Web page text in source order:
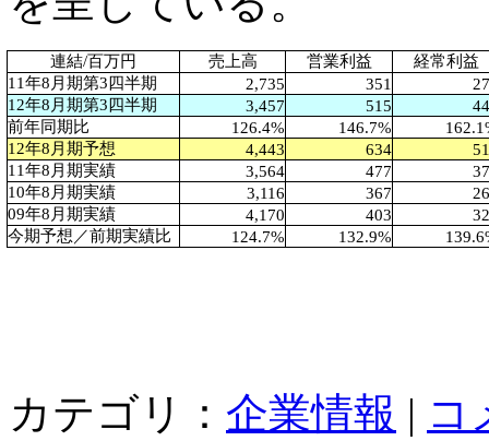
連結/百万円 売上高 営業利益
経常利益
11年8月期第3四半期 2,735 351
12年8月期第3四半期 3,457 515
前年同期比
126.4% 146.7%
12年8月期予想 4,443 634
11年8月期実績 3,564 477
10年8月期実績 3,116 367
09年8月期実績 4,170 403
今期予想／前期実績比
124.7% 132.9%
カテゴリ： 企業情報 | コ